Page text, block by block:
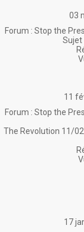
03
Forum : Stop the
Sujet
11
Forum : Stop the
The Revolution 11/
17